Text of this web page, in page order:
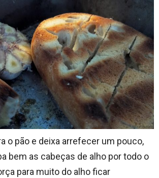
o pão e deixa arrefecer um pouco,
bem as cabeças de alho por todo o
para muito do alho ficar